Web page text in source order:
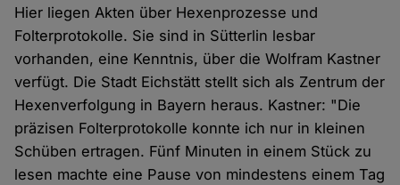
Hier liegen Akten über Hexenprozesse und
Folterprotokolle. Sie sind in Sütterlin lesbar
vorhanden, eine Kenntnis, über die Wolfram Kastner
verfügt. Die Stadt Eichstätt stellt sich als Zentrum der
Hexenverfolgung in Bayern heraus. Kastner: "Die
präzisen Folterprotokolle konnte ich nur in kleinen
Schüben ertragen. Fünf Minuten in einem Stück zu
lesen machte eine Pause von mindestens einem Tag